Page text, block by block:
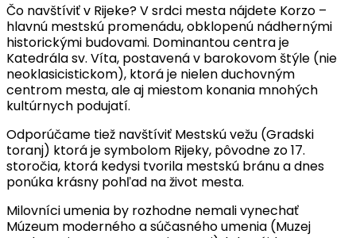
Čo navštíviť v Rijeke? V srdci mesta nájdete Korzo –
hlavnú mestskú promenádu, obklopenú nádhernými
historickými budovami. Dominantou centra je
Katedrála sv. Víta, postavená v barokovom štýle (nie
neoklasicistickom), ktorá je nielen duchovným
centrom mesta, ale aj miestom konania mnohých
kultúrnych podujatí.
Odporúčame tiež navštíviť Mestskú vežu (Gradski
toranj) ktorá je symbolom Rijeky, pôvodne zo 17.
storočia, ktorá kedysi tvorila mestskú bránu a dnes
ponúka krásny pohľad na život mesta.
Milovníci umenia by rozhodne nemali vynechať
Múzeum moderného a súčasného umenia (Muzej